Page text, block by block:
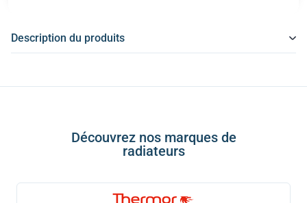
Description du produits
Découvrez nos marques de
radiateurs